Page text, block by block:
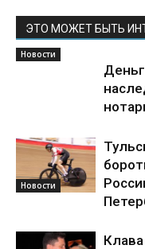
ЭТО МОЖЕТ БЫТЬ
Новости
Новости